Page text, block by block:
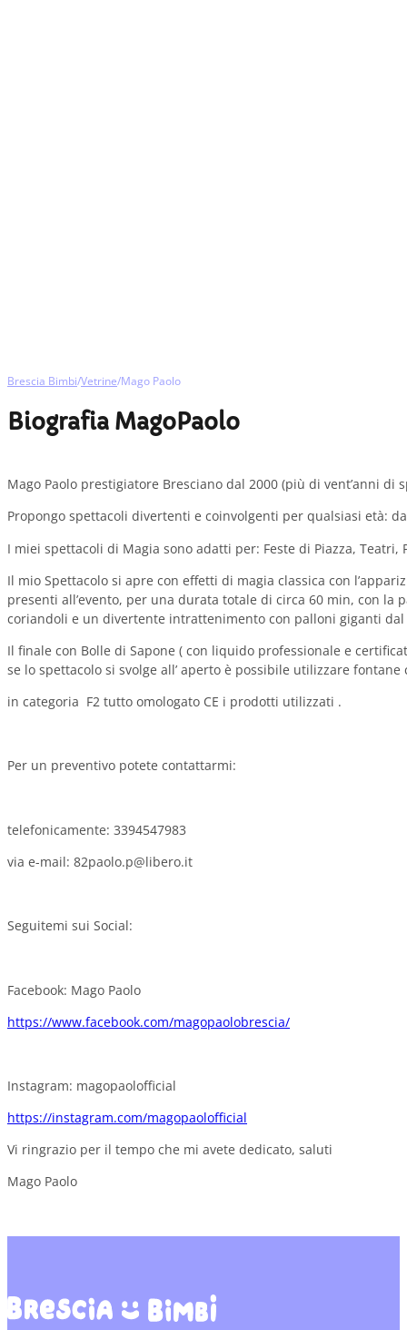
Brescia Bimbi/Vetrine/Mago Paolo
Biografia MagoPaolo
Mago Paolo prestigiatore Bresciano dal 2000 (più di vent’anni di
Propongo spettacoli divertenti e coinvolgenti per qualsiasi età:
I miei spettacoli di Magia sono adatti per: Feste di Piazza,
Il mio Spettacolo si apre con effetti di magia classica con
presenti all’evento, per una durata totale di circa 60 min, con
coriandoli e un divertente intrattenimento con palloni giganti
Il finale con Bolle di Sapone ( con liquido professionale e
se lo spettacolo si svolge all’ aperto è possibile utilizzare
in categoria F2 tutto omologato CE i prodotti utilizzati .
Per un preventivo potete contattarmi:
telefonicamente: 3394547983
via e-mail: 82paolo.p@libero.it
Seguitemi sui Social:
Facebook: Mago Paolo
https://www.facebook.com/magopaolobrescia/
Instagram: magopaolofficial
https://instagram.com/magopaolofficial
Vi ringrazio per il tempo che mi avete dedicato, saluti
Mago Paolo